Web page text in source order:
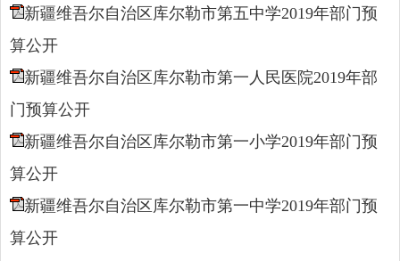
新疆维吾尔自治区库尔勒市第五中学2019年部门预
算公开
新疆维吾尔自治区库尔勒市第一人民医院2019年部
门预算公开
新疆维吾尔自治区库尔勒市第一小学2019年部门预
算公开
新疆维吾尔自治区库尔勒市第一中学2019年部门预
算公开